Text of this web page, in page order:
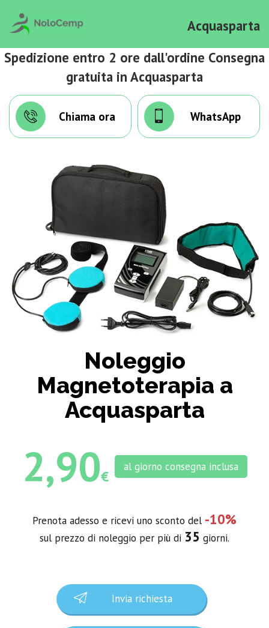
Acquasparta
Spedizione entro 2 ore dall'ordine Consegna
gratuita in Acquasparta
Chiama ora WhatsApp
Noleggio
Magnetoterapia a
Acquasparta
2,90€
al giorno consegna inclusa
Prenota adesso e ricevi uno sconto del -10%
sul prezzo di noleggio per più di 35 giorni.
Invia richiesta